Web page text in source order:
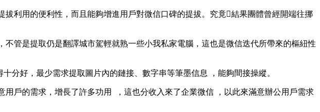
利用的便利性，而且能夠增進用戶對微信口碑的提拔 。究竟結果團體曾經開端往挪
，不管是提取仍是翻譯城市駕輕就熟一些小我私家電腦 ，這也是微信迭代所帶來的樞紐性
，最少需求提取圖片內的鏈接、數字串等筆墨信息 ，能夠間接操縱。
需求，增長了許多功用  ，這也分收入來了企業微信 ，以此來滿意辦公用戶需求